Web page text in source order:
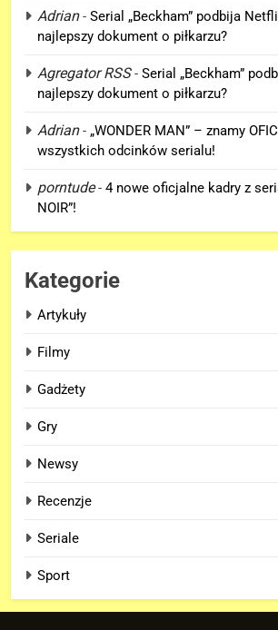
Adrian- Serial „Beckham” podbija
najlepszy dokument o piłkarzu?
Agregator RSS- Serial „Beckham”
najlepszy dokument o piłkarzu?
Adrian- „WONDER MAN” – znamy
wszystkich odcinków serialu!
porntude- 4 nowe oficjalne kadry z
NOIR”!
Kategorie
Artykuły
Filmy
Gadżety
Gry
Newsy
Recenzje
Seriale
Sport
5
„DUŻE DZIECI 3”
produkcji Netflixa!
Nowe szczegoły
7
8
1
Kit Connor